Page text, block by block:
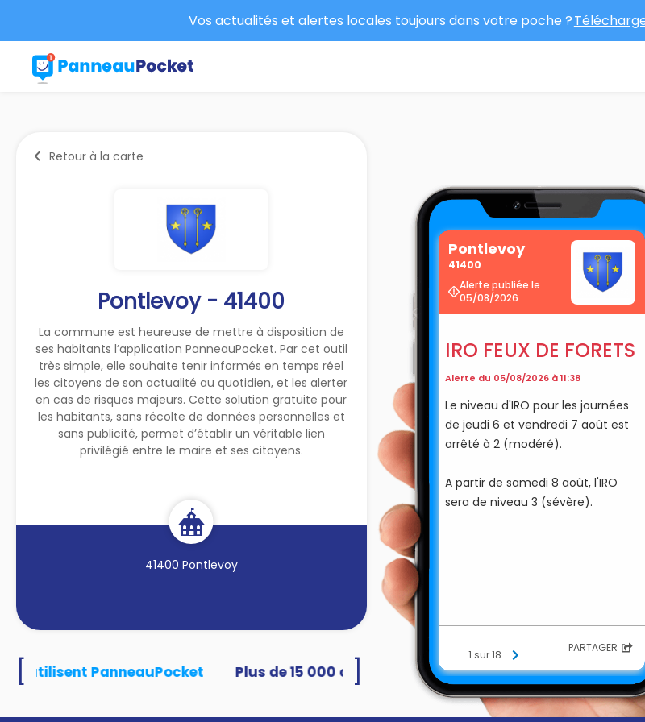
Vos actualités et alertes locales toujours dans votre poche ?
Retour à la carte
Pontlevoy - 41400
La commune est heureuse de mettre à disposition de
ses habitants l’application PanneauPocket. Par cet outil
très simple, elle souhaite tenir informés en temps réel
les citoyens de son actualité au quotidien, et les alerter
en cas de risques majeurs. Cette solution gratuite pour
les habitants, sans récolte de données personnelles et
sans publicité, permet d’établir un véritable lien
privilégié entre le maire et ses citoyens.
41400 Pontlevoy
Pontlevoy
41400
Alerte publiée le
05/08/2026
IRO FEUX DE FORETS
Alerte du 05/08/2026 à 11:38
Le niveau d'IRO pour les journées
de jeudi 6 et vendredi 7 août est
arrêté à 2 (modéré).
A partir de samedi 8 août, l'IRO
sera de niveau 3 (sévère).
1 sur 18 PARTAGER
utilisent PanneauPocket